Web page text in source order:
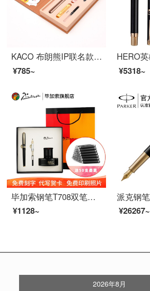
KACO 布朗熊IP联名款 SKY百锋钢笔礼盒套装 莎莉可妮兔卡通限量版 LINE 百锋钢笔礼盒
¥785~
¥5318~
毕加索钢笔T708双笔头墨水礼盒套装商务办公成人练字男女士学生用书法美工送礼年会开学生日礼物礼品定制 黑色金夹（0.38暗尖+0.5明尖）双笔头
¥1128~
¥26267~
2026年8月